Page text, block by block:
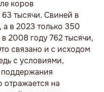
коров
63 тысячи. Свиней в
в 2023 только 350
2008 году 762 тысячи,
связано и с исходом
с условиями,
отражается на